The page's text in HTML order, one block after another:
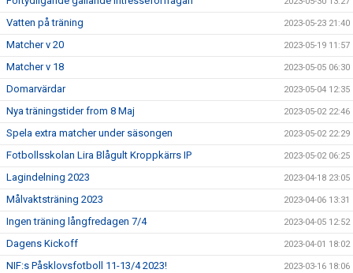
Vatten på träning 2023-05-23 21:40
Matcher v 20 2023-05-19 11:57
Matcher v 18 2023-05-05 06:30
Domarvärdar 2023-05-04 12:35
Nya träningstider from 8 Maj 2023-05-02 22:46
Spela extra matcher under säsongen 2023-05-02 22:29
Fotbollsskolan Lira Blågult Kroppkärrs IP 2023-05-02 06:25
Lagindelning 2023 2023-04-18 23:05
Målvaktsträning 2023 2023-04-06 13:31
Ingen träning långfredagen 7/4 2023-04-05 12:52
Dagens Kickoff 2023-04-01 18:02
NIF:s Påsklovsfotboll 11-13/4 2023! 2023-03-16 18:06